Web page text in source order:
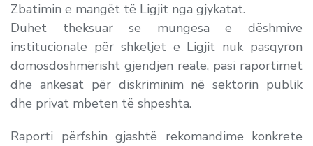
Zbatimin e mangët të Ligjit nga gjykatat.
Duhet theksuar se mungesa e dëshmive
institucionale për shkeljet e Ligjit nuk pasqyron
domosdoshmërisht gjendjen reale, pasi raportimet
dhe ankesat për diskriminim në sektorin publik
dhe privat mbeten të shpeshta.
Raporti përfshin gjashtë rekomandime konkrete